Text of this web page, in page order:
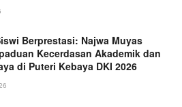
Berprestasi: Najwa Muyas
Kecerdasan Akademik dan
di Puteri Kebaya DKI 2026